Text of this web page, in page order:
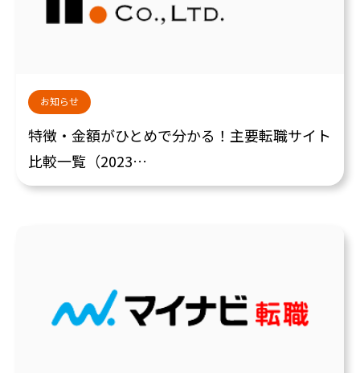
お知らせ
特徴・金額がひとめで分かる！主要転職サイト
比較一覧（2023…